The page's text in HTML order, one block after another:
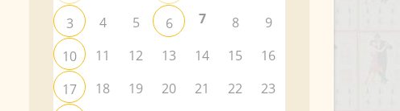
3
4 5 6 7 8
9
10
11 12 13 14 15
16
17
18 19 20 21 22
23